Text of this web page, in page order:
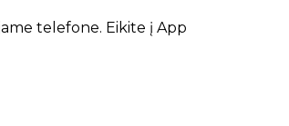
telefone. Eikite į App